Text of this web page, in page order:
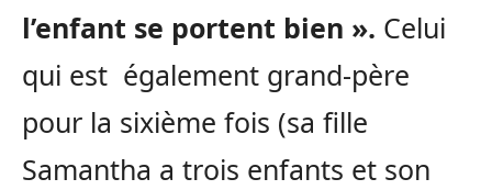
l’enfant se portent bien ». Celui
qui est également grand-père
pour la sixième fois (sa fille
Samantha a trois enfants et son